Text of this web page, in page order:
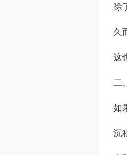
除
久
这
二
如
沉